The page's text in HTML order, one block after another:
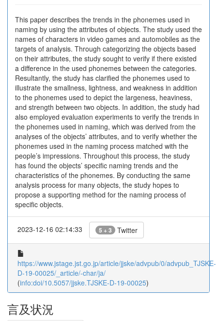
This paper describes the trends in the phonemes used in
naming by using the attributes of objects. The study used the
names of characters in video games and automobiles as the
targets of analysis. Through categorizing the objects based
on their attributes, the study sought to verify if there existed
a difference in the used phonemes between the categories.
Resultantly, the study has clarified the phonemes used to
illustrate the smallness, lightness, and weakness in addition
to the phonemes used to depict the largeness, heaviness,
and strength between two objects. In addition, the study had
also employed evaluation experiments to verify the trends in
the phonemes used in naming, which was derived from the
analyses of the objects’ attributes, and to verify whether the
phonemes used in the naming process matched with the
people’s impressions. Throughout this process, the study
has found the objects’ specific naming trends and the
characteristics of the phonemes. By conducting the same
analysis process for many objects, the study hopes to
propose a supporting method for the naming process of
specific objects.
2023-12-16 02:14:33 5 + 3 Twitter
https://www.jstage.jst.go.jp/article/jjske/advpub/0/advpub_TJSKE-
D-19-00025/_article/-char/ja/
(info:doi/10.5057/jjske.TJSKE-D-19-00025)
言及状況